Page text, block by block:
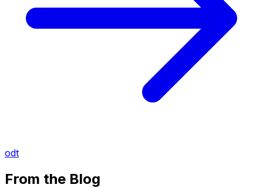
odt
From the Blog